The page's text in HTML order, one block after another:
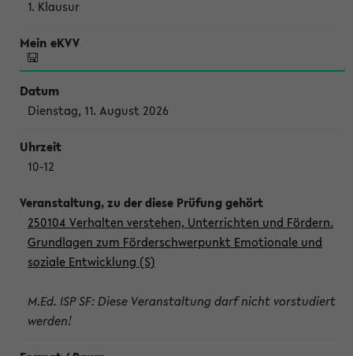
1. Klausur
Dienstag, 11. August 2026
10-12
250104 Verhalten verstehen, Unterrichten und Fördern.
Grundlagen zum Förderschwerpunkt Emotionale und
soziale Entwicklung (S)
M.Ed. ISP SF: Diese Veranstaltung darf nicht vorstudiert
werden!